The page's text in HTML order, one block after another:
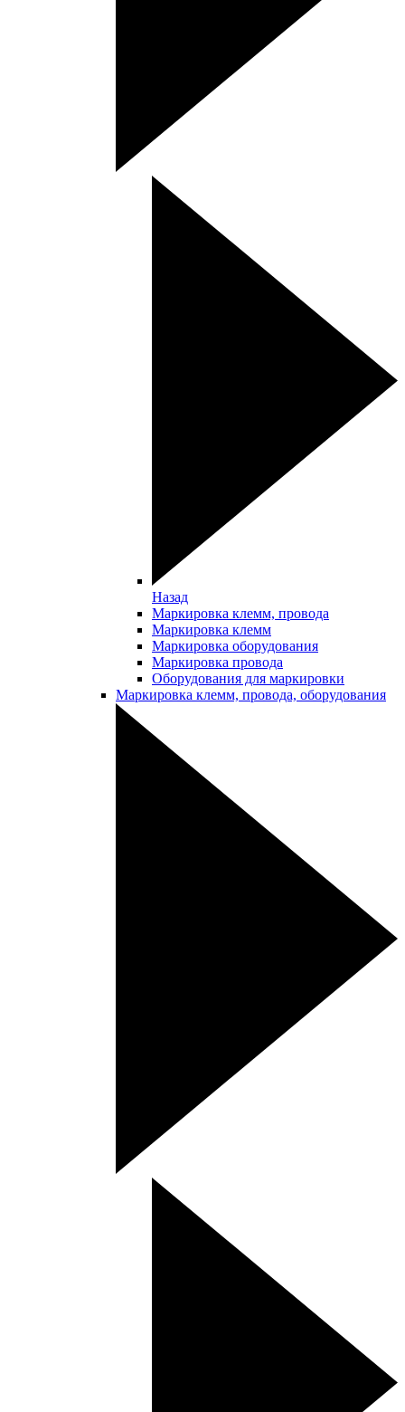
Назад
Маркировка клемм, провода
Маркировка клемм
Маркировка оборудования
Маркировка провода
Оборудования для маркировки
Маркировка клемм, провода, оборудования